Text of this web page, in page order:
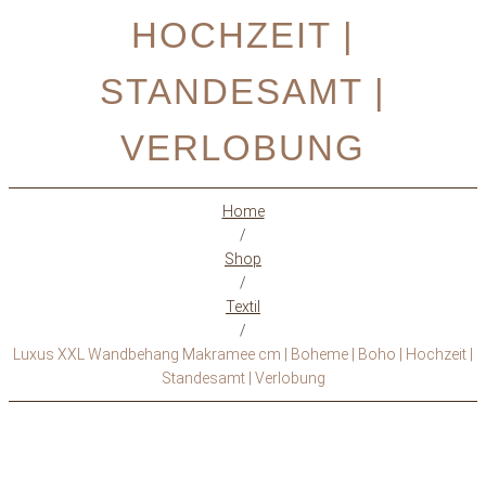
HOCHZEIT |
STANDESAMT |
VERLOBUNG
Home
/
Shop
/
Textil
/
Luxus XXL Wandbehang Makramee cm | Boheme | Boho | Hochzeit |
Standesamt | Verlobung